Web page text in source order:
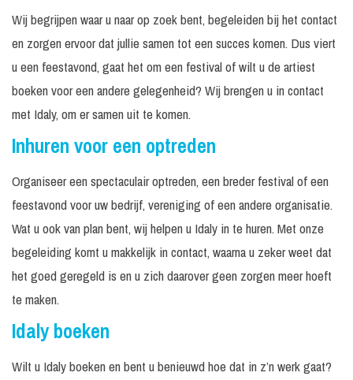
Wij begrijpen waar u naar op zoek bent, begeleiden bij het contact
en zorgen ervoor dat jullie samen tot een succes komen. Dus viert
u een feestavond, gaat het om een festival of wilt u de artiest
boeken voor een andere gelegenheid? Wij brengen u in contact
met Idaly, om er samen uit te komen.
Inhuren voor een optreden
Organiseer een spectaculair optreden, een breder festival of een
feestavond voor uw bedrijf, vereniging of een andere organisatie.
Wat u ook van plan bent, wij helpen u Idaly in te huren. Met onze
begeleiding komt u makkelijk in contact, waarna u zeker weet dat
het goed geregeld is en u zich daarover geen zorgen meer hoeft
te maken.
Idaly boeken
Wilt u Idaly boeken en bent u benieuwd hoe dat in z’n werk gaat?